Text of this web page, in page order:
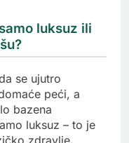
luksuz ili
se ujutro
peći, a
bazena
luksuz – to je
zdravlje.